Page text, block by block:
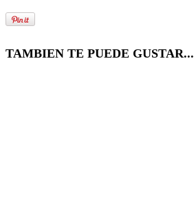
TAMBIEN TE PUEDE GUSTAR...